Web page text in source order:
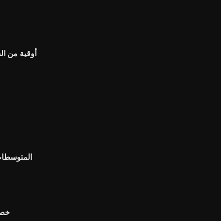
1 أوقية من